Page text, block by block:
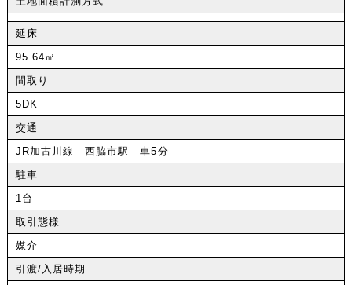
延床
95.64㎡
間取り
5DK
交通
JR加古川線 西脇市駅 車5分
駐車
1台
取引態様
媒介
引渡/入居時期